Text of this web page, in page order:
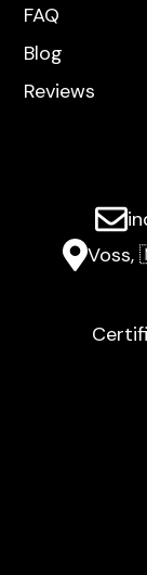
FAQ
Blog
Reviews